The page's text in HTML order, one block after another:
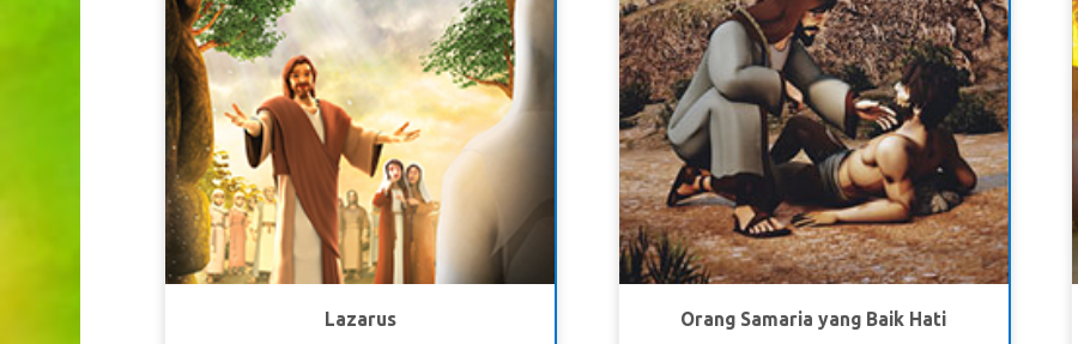
orang berdosa, pemungut cukai, orang miskin, dan
yang cacat. Dia memutuskan untuk makin serupa
seperti Yesus dengan mengikuti teladan-Nya.
baptisan kembali diadakan, termasuk untuk Ellie!
PELAJARAN 1: IKUT YESUS!
Super Kebenaran:Aku memilih ikut Yesus.
Super Ayat: “Barangsiapa melayani Aku, ia harus
mengikut Aku dan di mana Aku berada, di situpun
pelayan-Ku akan berada.”
Yohanes 12:26a
PELAJARAN 2 CIPTAAN BARU
Super Kebenaran: Aku adalah ciptaan baru di
Orang Samaria yang Baik Hati
Lazarus